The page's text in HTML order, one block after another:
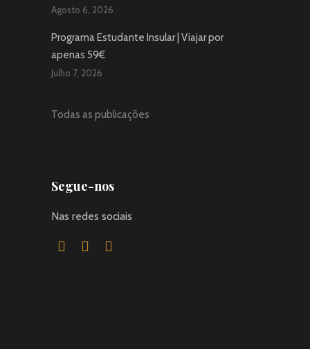
Agosto 6, 2026
Programa Estudante Insular | Viajar por
apenas 59€
Julho 7, 2026
Todas as publicações
Segue-nos
Nas redes sociais